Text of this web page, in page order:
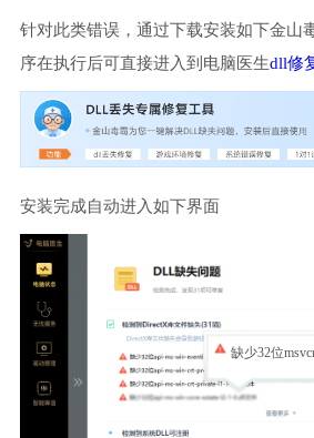
针对此类错误，通过下载安装如下金山
序在执行后可直接进入到电脑医生dll修
安装完成自动进入如下界面
缺少32位